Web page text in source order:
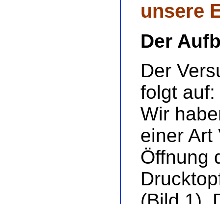
unsere
Der
Der
folgt auf:
Wir
einer Art
Öffnung